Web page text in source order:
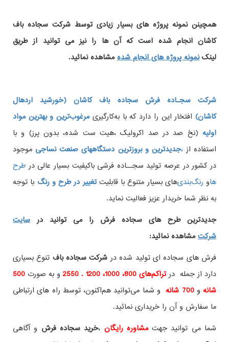
همچینننمونه پروژه های بسیار زیادی توسط شرکت سجاده باف
کاشان انجام شده است که آن ها را نیز می توانید از طریق
لینکنمونه پروژه های انجام شدهمشاهده نمائید.
شرکت سجـاده فرش سجاده باف کاشان (خورشید اردهال
کاشان) افتخار این را دارد که با به‌کارگیریمرغوب‌ترین و بهترین مواد
اولیه (نخ صد در صد اکرولیک ،هیت ست شده، بدون پرز) و با
استفاده ازجدیدترین و بروزترین دستگاههای صنعت نساجی،
موجود
در کشور در عرصه تولید سجــاده فرشی باکیفیت بسیار عالی درطرح
هاو های بسیار متنوع با قابلیتتغییر در طرح و رنگ با توجه
به نظر شما خریدار عزیز فعالیت نماید.
جدیدترین طرح های سجاده فرش را می توانید در سایت
شرکتمشاهده نمائید:
فرش های سجاده ای تولید شده درشرکت سجاده باف تنوع بسیاری
دارد از جمله درتراکم‌های 800، 1000، 1200 . 2550 و به صورت 500
شانه و700 شانه
و شما می‌توانید هم‌اکنون، توسط راه های ارتباطی
ما سفارش و آن را خریداری نمائید.
شما می توانید جهت مشاوره رایگان ،خرید سجاده فرش و آگاهی